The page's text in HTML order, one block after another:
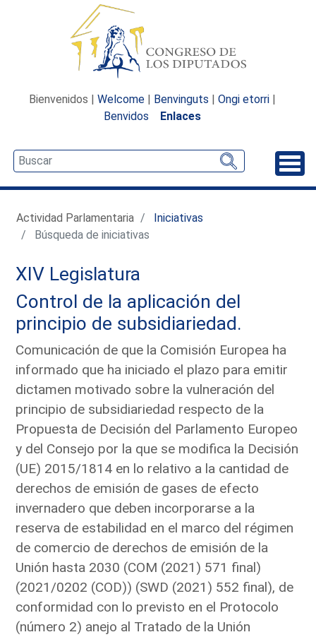
Bienvenidos | Welcome | Benvinguts | Ongi etorri |
Benvidos
Enlaces
Actividad Parlamentaria
Iniciativas
Búsqueda de iniciativas
XIV Legislatura
Control de la aplicación del
principio de subsidiariedad.
Comunicación de que la Comisión Europea ha
informado que ha iniciado el plazo para emitir
dictamen motivado sobre la vulneración del
principio de subsidiariedad respecto de la
Propuesta de Decisión del Parlamento Europeo
y del Consejo por la que se modifica la Decisión
(UE) 2015/1814 en lo relativo a la cantidad de
derechos de emisión de gases de efecto
invernadero que deben incorporarse a la
reserva de estabilidad en el marco del régimen
de comercio de derechos de emisión de la
Unión hasta 2030 (COM (2021) 571 final)
(2021/0202 (COD)) (SWD (2021) 552 final), de
conformidad con lo previsto en el Protocolo
(número 2) anejo al Tratado de la Unión